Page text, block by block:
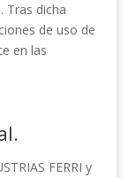
Tras dicha
de uso de
en las
FERRI y